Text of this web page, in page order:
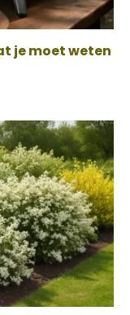
je moet weten